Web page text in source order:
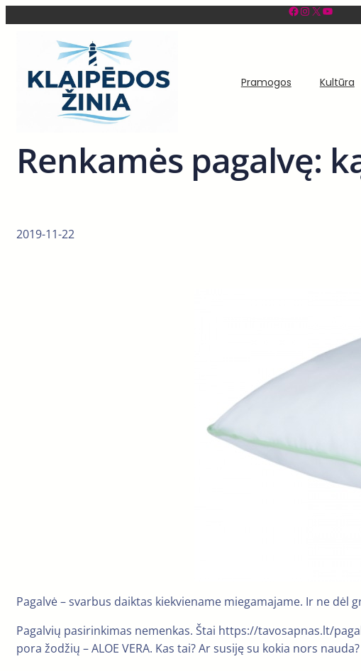
Facebook InstagramX YouTube
Pramogos Kultūra
Renkamės pagalvę:
2019-11-22
Pagalvė – svarbus daiktas kiekviename miegamajame. Ir ne
Pagalvių pasirinkimas nemenkas. Štai https://tavosapnas.lt/
pora žodžių – ALOE VERA. Kas tai? Ar susiję su kokia nors nauda?